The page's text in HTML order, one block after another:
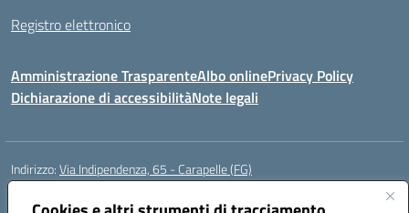
Registro elettronico
Amministrazione TrasparenteAlbo onlinePrivacy Policy
Dichiarazione di accessibilitàNote legali
Indirizzo:Via Indipendenza, 65 - Carapelle (FG)
Centralino:
Posta elettronica certificata (PEC):fgic822001@pec.istruzione.it